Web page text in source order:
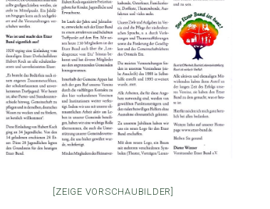
[ZEIGE VORSCHAUBILDER]